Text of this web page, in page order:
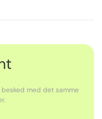
med det samme